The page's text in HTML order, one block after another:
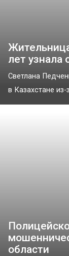
лет узнала
Светлана
в Казахстане
области